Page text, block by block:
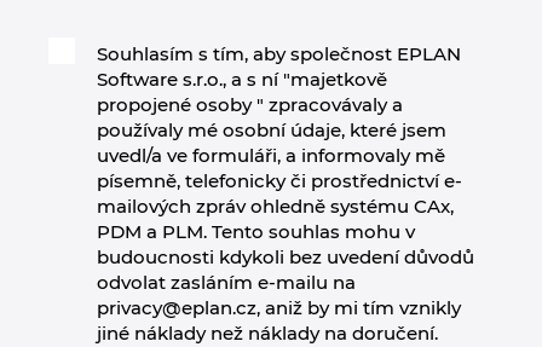
Souhlasím s tím, aby společnost EPLAN
Software s.r.o., a s ní "majetkově
propojené osoby " zpracovávaly a
používaly mé osobní údaje, které jsem
uvedl/a ve formuláři, a informovaly mě
písemně, telefonicky či prostřednictví e-
mailových zpráv ohledně systému CAx,
PDM a PLM. Tento souhlas mohu v
budoucnosti kdykoli bez uvedení důvodů
odvolat zasláním e-mailu na
privacy@eplan.cz, aniž by mi tím vznikly
jiné náklady než náklady na doručení.
Portugalsko
Rakousko
Rumunsko